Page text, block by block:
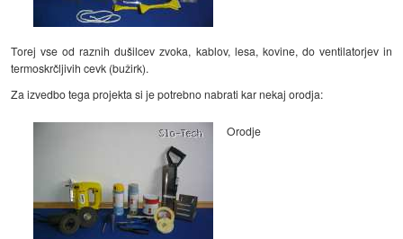
Torej vse od raznih dušilcev zvoka, kablov, lesa, kovine, do ventilatorjev in
termoskrčljivih cevk (bužirk).
Za izvedbo tega projekta si je potrebno nabrati kar nekaj orodja:
Orodje